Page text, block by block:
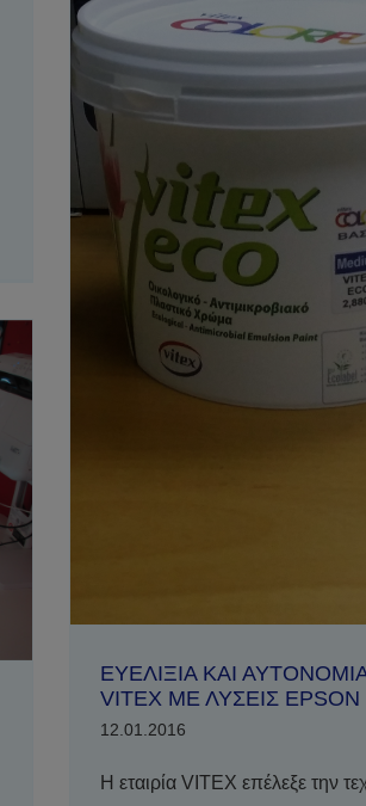
ΕΥΕΛΙΞΙΑ ΚΑΙ
VITEX ΜΕ ΛΥΣΕΙΣ EPSON
12.01.2016
Η εταιρία VITEX επέλεξε την